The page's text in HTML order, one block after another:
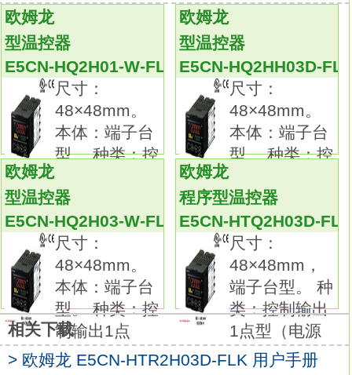
可根据要测量的温度、场所、 周围环境选择
E5CN-HQ2H03D-FLK
备有种类、形状、 长度及端子部形状各异的产
品。检测方式：扩散反射型。
连接方式：导线引出型(2 m)
检测距离：红色光500mmmm。
输出方式：NPN输出。种类：直流2线式(带自
诊断输出功能)，屏蔽型。
形状：M18。
检测距离：7mm。
连接方式：M12 接插件型。
导线规格：PVC（耐油）。
极性：有。
动作模式NO欧姆龙E5CN-HQ2H03D-FLK用户
手册。
会提示线圈断线等故障及检测不稳定状态的自
诊断功能输出型品种齐全。
欧姆龙
型温控器
E5CN-HQ2H01-W-FLK
尺寸：
48×48mm。
本体：端子台
型。 种类：控
欧姆龙
型温控器
E5CN-HQ2HH03D-
尺寸：
48×48mm。
本体：端子台
型。 种类：控
欧姆龙
型温控器
E5CN-HQ2H03-W-FLK
尺寸：
48×48mm。
本体：端子台
型。 种类：控
制输出1点
欧姆龙
程序型温控器
E5CN-HTQ2H03D-FLK
尺寸：
48×48mm，
端子台型。 种
类：控制输出
1点型（电源
相关下载
> 欧姆龙 E5CN-HTR2H03D-FLK 用户手册